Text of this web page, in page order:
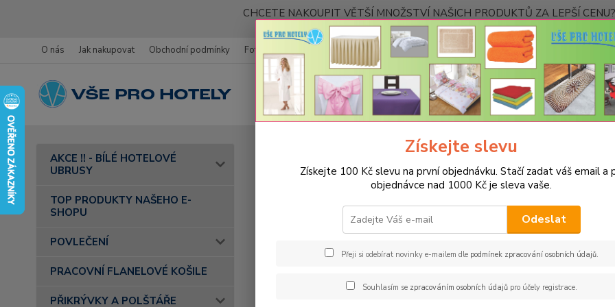
CHCETE NAKOUPIT VĚTŠÍ MNOŽSTVÍ NAŠICH PRODUKTŮ ZA LEPŠÍ
O nás Jak nakupovat Obchodní podmínky Fotogalerie Kontakty
Hledat
AKCE !! - BÍLÉ HOTELOVÉ
UBRUSY
TOP PRODUKTY NAŠEHO E-
SHOPU
POVLEČENÍ
PRACOVNÍ FLANELOVÉ KOŠILE
PŘIKRÝVKY A POLŠTÁŘE
Bavlněné prostěradla JERSEY s gumou - 45 barev
Bavlněné prostěradlo JERSEY
Získejte slevu
Získejte 100 Kč slevu na první objednávku. Stačí zadat váš email a
objednávce nad 1000 Kč je sleva vaše.
Odeslat
Přeji si odebírat novinky e-mailem dle podmínek zpracování osobních údajů.
Souhlasím se zpracováním osobních údajůpro účely registrace.